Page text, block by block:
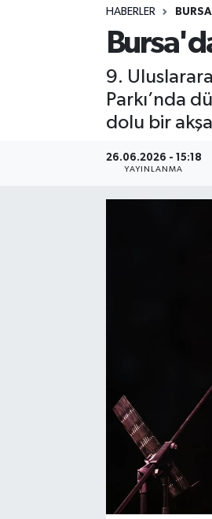
HABERLER BURSA
9.
Parkı’nda
dolu bir
26.06.2026 - 15:18
YAYINLANMA